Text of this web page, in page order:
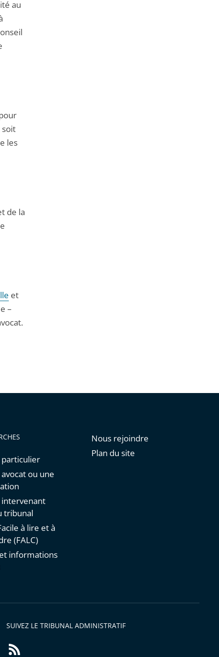
au
soit
les
de la
et
–
particulier
avocat ou une
intervenant
tribunal
à lire et à
(FALC)
informations
Nous rejoindre
Plan du site
SUIVEZ LE TRIBUNAL ADMINISTRATIF
Flux